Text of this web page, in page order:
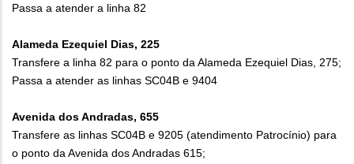
Passa a atender a linha 82
Alameda Ezequiel Dias, 225
Transfere a linha 82 para o ponto da Alameda Ezequiel Dias, 275;
Passa a atender as linhas SC04B e 9404
Avenida dos Andradas, 655
Transfere as linhas SC04B e 9205 (atendimento Patrocínio) para
o ponto da Avenida dos Andradas 615;